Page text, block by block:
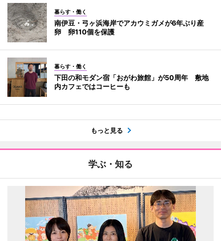
暮らす・働く
南伊豆・弓ヶ浜海岸でアカウミガメが6年ぶり産
卵 卵110個を保護
暮らす・働く
下田の和モダン宿「おがわ旅館」が50周年 敷地
内カフェではコーヒーも
もっと見る
学ぶ・知る